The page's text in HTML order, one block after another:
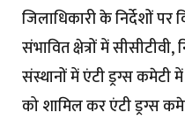
जिलाधिकारी के निर्देशों
संभावित क्षेत्रों में
संस्थानों में एंटी ड्रग्स
को शामिल कर एंटी ड्रग्स